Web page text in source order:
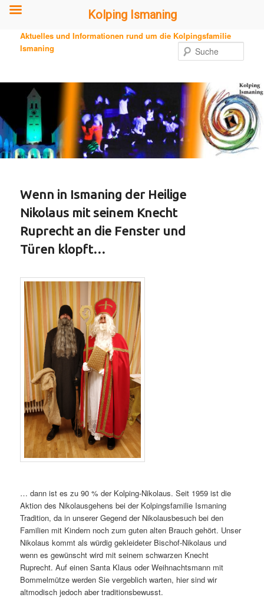
primären
Aktuelles und Informationen rund um die Kolpingsfamilie
Ismaning
Wenn in Ismaning der Heilige
Nikolaus mit seinem Knecht
Ruprecht an die Fenster und
Türen klopft…
… dann ist es zu 90 % der Kolping-Nikolaus. Seit 1959 ist die
Aktion des Nikolausgehens bei der Kolpingsfamilie Ismaning
Tradition, da in unserer Gegend der Nikolausbesuch bei den
Familien mit Kindern noch zum guten alten Brauch gehört. Unser
Nikolaus kommt als würdig gekleideter Bischof-Nikolaus und
wenn es gewünscht wird mit seinem schwarzen Knecht
Ruprecht. Auf einen Santa Klaus oder Weihnachtsmann mit
Bommelmütze werden Sie vergeblich warten, hier sind wir
altmodisch jedoch aber traditionsbewusst.
Kolping Ismaning